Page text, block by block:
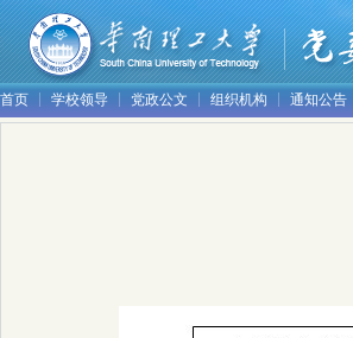
首页 学校领导 党政公文 组织机构 通知公告